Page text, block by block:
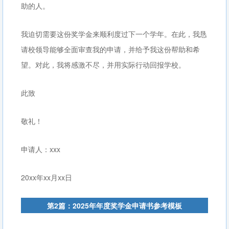
助的人。
我迫切需要这份奖学金来顺利度过下一个学年。在此，我恳
请校领导能够全面审查我的申请，并给予我这份帮助和希
望。对此，我将感激不尽，并用实际行动回报学校。
此致
敬礼！
申请人：xxx
20xx年xx月xx日
第2篇：2025年年度奖学金申请书参考模板